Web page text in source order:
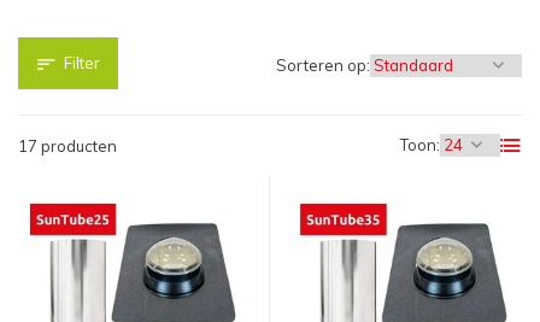
Filter
17 producten Toon:
Sorteren op: